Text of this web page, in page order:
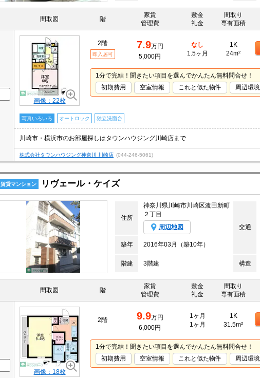
間取図 階
家賃
管理費
敷金
礼金
間取り
専有面積
画像：22枚
2階
即入居可
7.9万円
5,000円
なし
1.5ヶ月
1K
24m²
1分で完結！聞きたい項目を選んでかんたん無料問合せ！
初期費用
空室情報 これと似た物件 周辺環境
写真いろいろ オートロック 独立洗面台
川崎市・横浜市のお部屋探しはタウンハウジング川崎店まで
株式会社タウンハウジング神奈川 川崎店 (044-246-5061)
賃貸マンション リヴェール・ケイズ
住所
神奈川県川崎市川崎区渡田新町
２丁目
周辺地図 交通
築年 2016年03月（築10年）
階建 3階建 構造
間取図 階
家賃
管理費
敷金
礼金
間取り
専有面積
画像：18枚
2階 9.9万円
6,000円
1ヶ月
1ヶ月
1K
31.5m²
1分で完結！聞きたい項目を選んでかんたん無料問合せ！
初期費用
空室情報 これと似た物件 周辺環境